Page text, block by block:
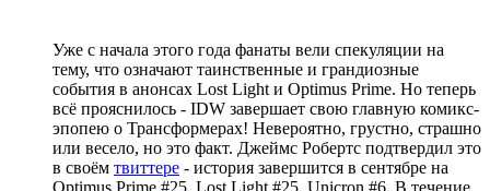
Уже с начала этого года фанаты вели спекуляции на
тему, что означают таинственные и грандиозные
события в анонсах Lost Light и Optimus Prime. Но теперь
всё прояснилось - IDW завершает свою главную комикс-
эпопею о Трансформерах! Невероятно, грустно, страшно
или весело, но это факт. Джеймс Робертс подтвердил это
в своём твиттере - история завершится в сентябре на
Optimus Prime #25, Lost Light #25, Unicron #6. В течение